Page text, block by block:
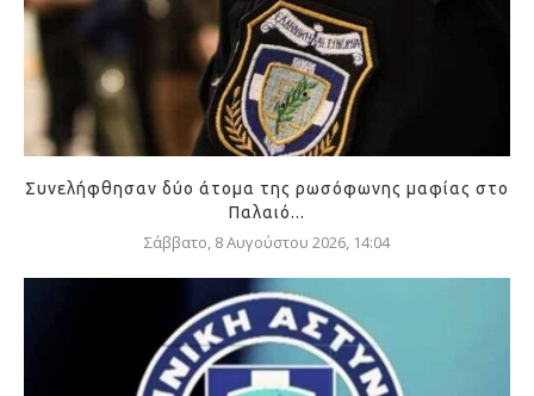
Συνελήφθησαν δύο άτομα της ρωσόφωνης μαφίας στο
Παλαιό...
Σάββατο, 8 Αυγούστου 2026, 14:04